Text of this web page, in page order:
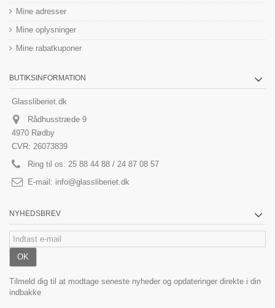
Mine adresser
Mine oplysninger
Mine rabatkuponer
BUTIKSINFORMATION
Glassliberiet.dk
Rådhusstræde 9
4970 Rødby
CVR: 26073839
Ring til os: 25 88 44 88 / 24 87 08 57
E-mail: info@glassliberiet.dk
NYHEDSBREV
OK
Tilmeld dig til at modtage seneste nyheder og opdateringer direkte i din
indbakke